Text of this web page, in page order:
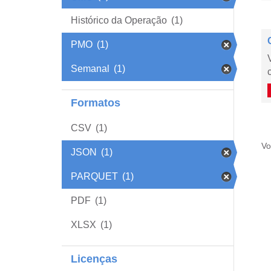
Histórico da Operação (1)
PMO (1)
Semanal (1)
Formatos
CSV (1)
JSON (1)
PARQUET (1)
PDF (1)
XLSX (1)
Licenças